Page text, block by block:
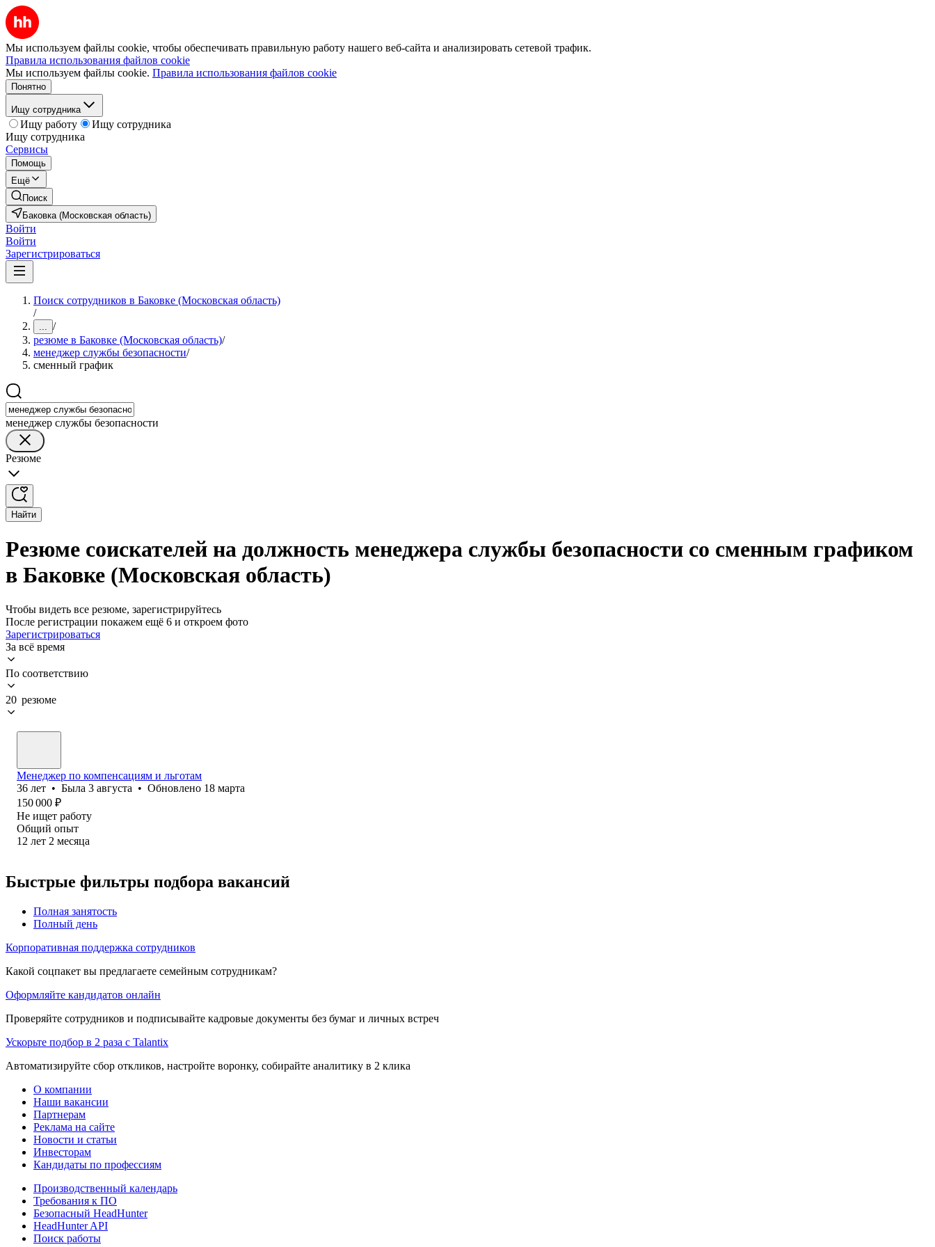
Мы используем файлы cookie, чтобы обеспечивать правильную работу нашего веб-сайта и анализировать сетевой трафик.
Правила использования файлов cookie
Мы используем файлы cookie. Правила использования файлов cookie
Понятно
Ищу сотрудника
Ищу работу
Ищу сотрудника
Ищу сотрудника
Сервисы
Помощь
Ещё
Поиск
Баковка (Московская область)
Войти
Войти
Зарегистрироваться
Поиск сотрудников в Баковке (Московская область)
/
... /
резюме в Баковке (Московская область)/
менеджер службы безопасности/
сменный график
менеджер службы безопасности
Резюме
Найти
Резюме соискателей на должность менеджера службы безопасности со сменным графиком
в Баковке (Московская область)
Чтобы видеть все резюме, зарегистрируйтесь
После регистрации покажем ещё 6 и откроем фото
Зарегистрироваться
За всё время
По соответствию
20 резюме
Менеджер по компенсациям и льготам
36 лет • Была 3 августа • Обновлено 18 марта
150 000 ₽
Не ищет работу
Общий опыт
12 лет 2 месяца
Быстрые фильтры подбора вакансий
Полная занятость
Полный день
Корпоративная поддержка сотрудников
Какой соцпакет вы предлагаете семейным сотрудникам?
Оформляйте кандидатов онлайн
Проверяйте сотрудников и подписывайте кадровые документы без бумаг и личных встреч
Ускорьте подбор в 2 раза с Talantix
Автоматизируйте сбор откликов, настройте воронку, собирайте аналитику в 2 клика
О компании
Наши вакансии
Партнерам
Реклама на сайте
Новости и статьи
Инвесторам
Кандидаты по профессиям
Производственный календарь
Требования к ПО
Безопасный HeadHunter
HeadHunter API
Поиск работы